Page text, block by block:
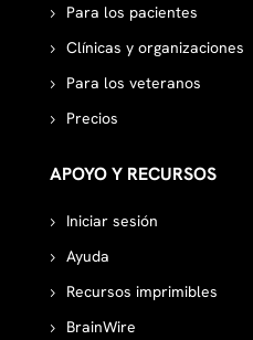
Para los pacientes
Clínicas y organizaciones
Para los veteranos
Precios
APOYO Y RECURSOS
Iniciar sesión
Ayuda
Recursos imprimibles
BrainWire